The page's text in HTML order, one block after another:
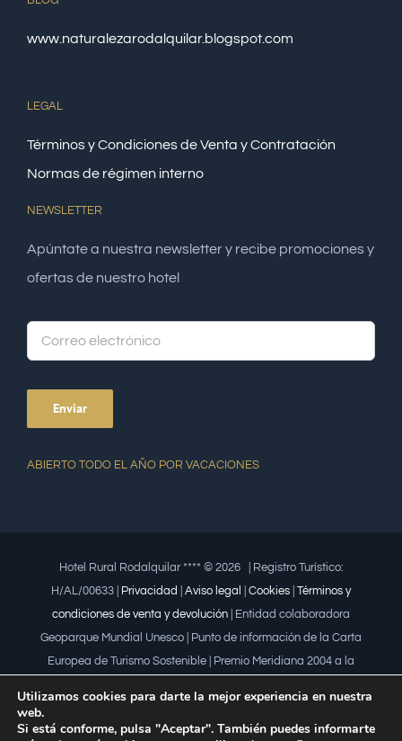
www.naturalezarodalquilar.blogspot.com
LEGAL
Términos y Condiciones de Venta y Contratación
Normas de régimen interno
NEWSLETTER
Apúntate a nuestra newsletter y recibe promociones y
ofertas de nuestro hotel
ABIERTO TODO EL AÑO POR VACACIONES
Hotel Rural Rodalquilar **** © 2026 | Registro Turístico:
H/AL/00633 |
Privacidad Aviso legal Cookies Términos y
condiciones de venta y devolución | Entidad colaboradora
Geoparque Mundial Unesco | Punto de información de la Carta
Europea de Turismo Sostenible | Premio Meridiana 2004 a la
Utilizamos cookies para darte la mejor experiencia en nuestra
web.
Si está conforme, pulsa "Aceptar". También puedes informarte